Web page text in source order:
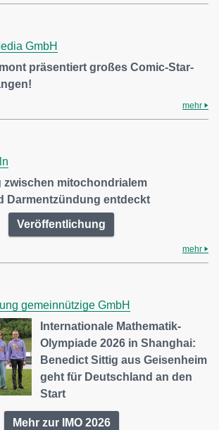
GmbH
präsentiert großes Comic-Star-
mehr
zwischen mitochondrialem
Darmentzündung entdeckt
Veröffentlichung
mehr
gemeinnützige GmbH
Internationale Mathematik-
Olympiade 2026 in Shanghai:
Benedict Sittig aus Geisenheim
geht für Deutschland an den
Start
Mehr zur IMO 2026